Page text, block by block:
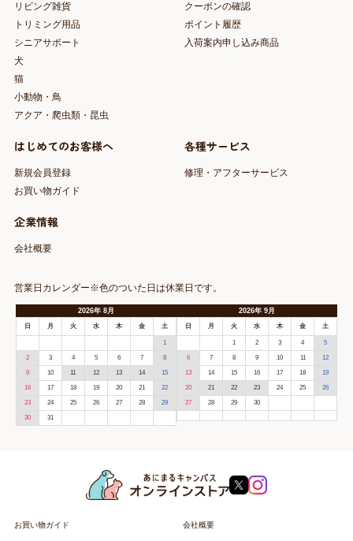
リビング雑貨
トリミング用品
シニアサポート
犬
猫
小動物・鳥
アクア・爬虫類・昆虫
クーポンの確認
ポイント履歴
入荷案内申し込み商品
はじめてのお客様へ
新規会員登録
お買い物ガイド
各種サービス
修理・アフターサービス
企業情報
会社概要
営業日カレンダー※色のついた日は休業日です。
2026年 8月
日 月 火 水 木 金 土
1
2 3 4 5 6 7 8
9 10 11 12 13 14 15
16 17 18 19 20 21 22
23 24 25 26 27 28 29
30 31
2026年9月
日 月 火 水 木 金 土
1 2 3 4 5
6 7 8 9 10 11 12
13 14 15 16 17 18 19
20 21 22 23 24 25 26
27 28 29 30
お買い物ガイド 会社概要